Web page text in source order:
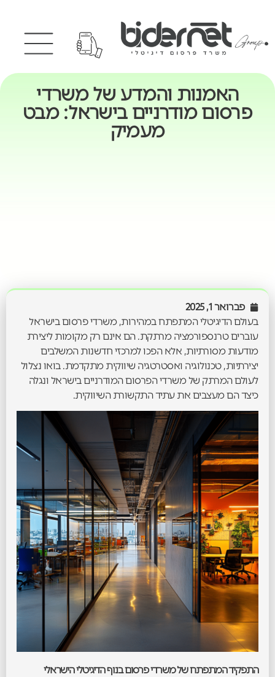
האמנות והמדע של משרדי
פרסום מודרניים בישראל: מבט
מעמיק
פברואר 1, 2025
בעולם הדיגיטלי המתפתח במהירות, משרדי פרסום בישראל
עוברים טרנספורמציה מרתקת. הם אינם רק מקומות ליצירת
מודעות מסורתיות, אלא הפכו למרכזי חדשנות המשלבים
יצירתיות, טכנולוגיה ואסטרטגיה שיווקית מתקדמת. בואו נצלול
לעולם המרתק של משרדי הפרסום המודרניים בישראל ונגלה
כיצד הם מעצבים את עתיד התקשורת השיווקית.
התפקיד המתפתח של משרדי פרסום בנוף הדיגיטלי הישראלי